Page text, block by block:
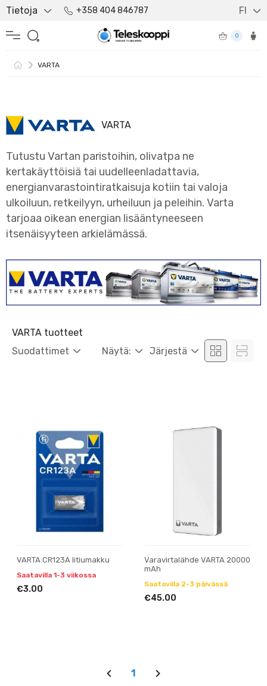
Tietoja +358 404 846787 FI
0
VARTA
VARTA
Tutustu Vartan paristoihin, olivatpa ne
kertakäyttöisiä tai uudelleenladattavia,
energianvarastointiratkaisuja kotiin tai valoja
ulkoiluun, retkeilyyn, urheiluun ja peleihin. Varta
tarjoaa oikean energian lisääntyneeseen
itsenäisyyteen arkielämässä.
VARTA tuotteet
Suodattimet
Näytä: Järjestä
VARTA CR123A litiumakku
Saatavilla 1-3 viikossa
€3.00
Varavirtalähde VARTA 20000
mAh
Saatavilla 2-3 päivässä
€45.00
1